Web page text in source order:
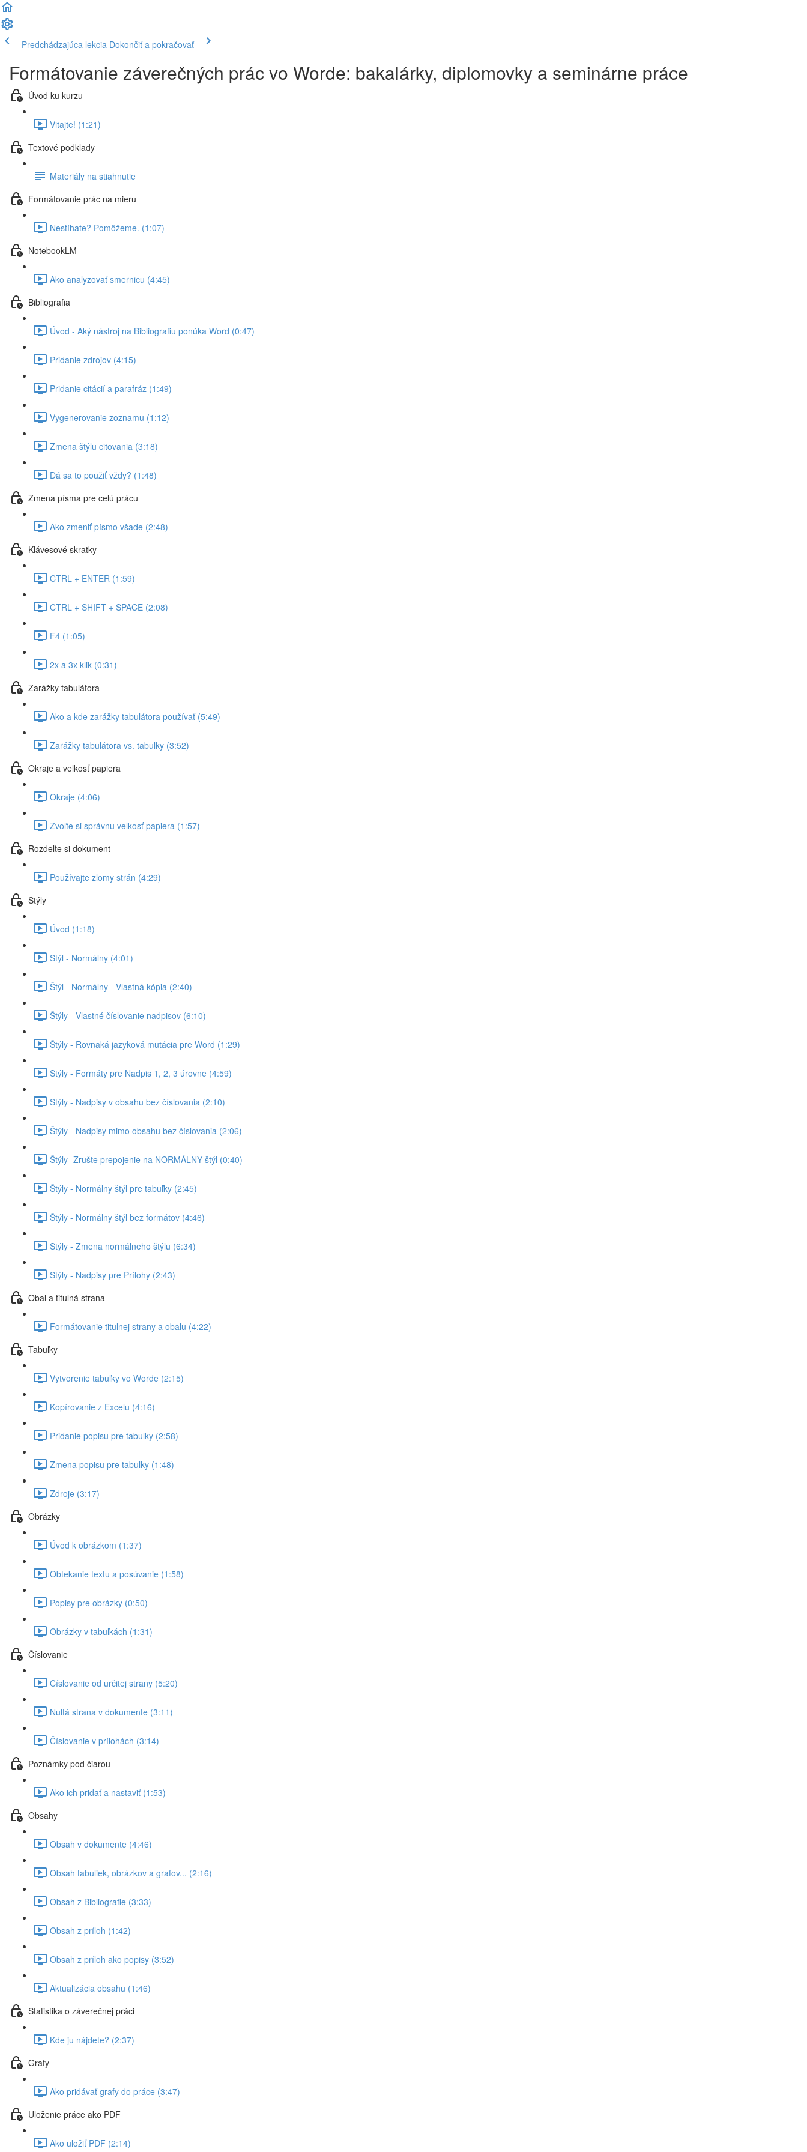
Predchádzajúca lekcia Dokončiť a pokračovať
Formátovanie záverečných prác vo Worde: bakalárky, diplomovky a seminárne práce
Úvod ku kurzu
Vitajte! (1:21)
Textové podklady
Materiály na stiahnutie
Formátovanie prác na mieru
Nestíhate? Pomôžeme. (1:07)
NotebookLM
Ako analyzovať smernicu (4:45)
Bibliografia
Úvod - Aký nástroj na Bibliografiu ponúka Word (0:47)
Pridanie zdrojov (4:15)
Pridanie citácií a parafráz (1:49)
Vygenerovanie zoznamu (1:12)
Zmena štýlu citovania (3:18)
Dá sa to použiť vždy? (1:48)
Zmena písma pre celú prácu
Ako zmeniť písmo všade (2:48)
Klávesové skratky
CTRL + ENTER (1:59)
CTRL + SHIFT + SPACE (2:08)
F4 (1:05)
2x a 3x klik (0:31)
Zarážky tabulátora
Ako a kde zarážky tabulátora používať (5:49)
Zarážky tabulátora vs. tabuľky (3:52)
Okraje a veľkosť papiera
Okraje (4:06)
Zvoľte si správnu veľkosť papiera (1:57)
Rozdeľte si dokument
Používajte zlomy strán (4:29)
Štýly
Úvod (1:18)
Štýl - Normálny (4:01)
Štýl - Normálny - Vlastná kópia (2:40)
Štýly - Vlastné číslovanie nadpisov (6:10)
Štýly - Rovnaká jazyková mutácia pre Word (1:29)
Štýly - Formáty pre Nadpis 1, 2, 3 úrovne (4:59)
Štýly - Nadpisy v obsahu bez číslovania (2:10)
Štýly - Nadpisy mimo obsahu bez číslovania (2:06)
Štýly -Zrušte prepojenie na NORMÁLNY štýl (0:40)
Štýly - Normálny štýl pre tabuľky (2:45)
Štýly - Normálny štýl bez formátov (4:46)
Štýly - Zmena normálneho štýlu (6:34)
Štýly - Nadpisy pre Prílohy (2:43)
Obal a titulná strana
Formátovanie titulnej strany a obalu (4:22)
Tabuľky
Vytvorenie tabuľky vo Worde (2:15)
Kopírovanie z Excelu (4:16)
Pridanie popisu pre tabuľky (2:58)
Zmena popisu pre tabuľky (1:48)
Zdroje (3:17)
Obrázky
Úvod k obrázkom (1:37)
Obtekanie textu a posúvanie (1:58)
Popisy pre obrázky (0:50)
Obrázky v tabuľkách (1:31)
Číslovanie
Číslovanie od určitej strany (5:20)
Nultá strana v dokumente (3:11)
Číslovanie v prílohách (3:14)
Poznámky pod čiarou
Ako ich pridať a nastaviť (1:53)
Obsahy
Obsah v dokumente (4:46)
Obsah tabuliek, obrázkov a grafov... (2:16)
Obsah z Bibliografie (3:33)
Obsah z príloh (1:42)
Obsah z príloh ako popisy (3:52)
Aktualizácia obsahu (1:46)
Štatistika o záverečnej práci
Kde ju nájdete? (2:37)
Grafy
Ako pridávať grafy do práce (3:47)
Uloženie práce ako PDF
Ako uložiť PDF (2:14)